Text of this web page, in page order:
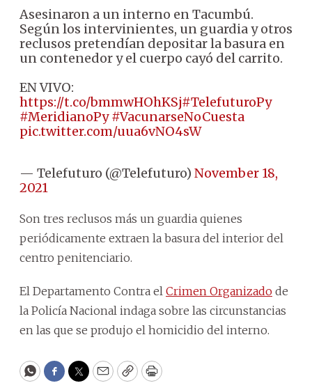
Asesinaron a un interno en Tacumbú.
Según los intervinientes, un guardia y otros
reclusos pretendían depositar la basura en
un contenedor y el cuerpo cayó del carrito.
EN VIVO:
https://t.co/bmmwHOhKSj#TelefuturoPy
#MeridianoPy #VacunarseNoCuesta
pic.twitter.com/uua6vNO4sW
— Telefuturo (@Telefuturo) November 18,
2021
Son tres reclusos más un guardia quienes
periódicamente extraen la basura del interior del
centro penitenciario.
El Departamento Contra el Crimen Organizado de
la Policía Nacional indaga sobre las circunstancias
en las que se produjo el homicidio del interno.
WhatsApp
Facebook
Twitter
EmailCopyPrint